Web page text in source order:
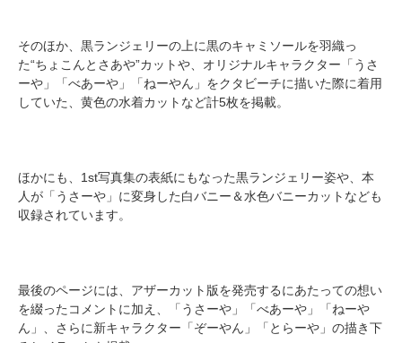
そのほか、黒ランジェリーの上に黒のキャミソールを羽織っ
た“ちょこんとさあや”カットや、オリジナルキャラクター「うさ
ーや」「べあーや」「ねーやん」をクタビーチに描いた際に着用
していた、黄色の水着カットなど計5枚を掲載。
ほかにも、1st写真集の表紙にもなった黒ランジェリー姿や、本
人が「うさーや」に変身した白バニー＆水色バニーカットなども
収録されています。
最後のページには、アザーカット版を発売するにあたっての想い
を綴ったコメントに加え、「うさーや」「べあーや」「ねーや
ん」、さらに新キャラクター「ぞーやん」「とらーや」の描き下